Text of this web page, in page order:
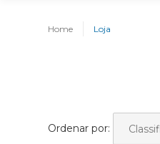
Home Loja
Ordenar por: